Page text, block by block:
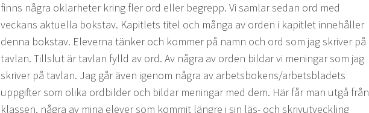
finns några oklarheter kring fler ord eller begrepp. Vi samlar sedan ord med
veckans aktuella bokstav. Kapitlets titel och många av orden i kapitlet innehåller
denna bokstav. Eleverna tänker och kommer på namn och ord som jag skriver på
tavlan. Tillslut är tavlan fylld av ord. Av några av orden bildar vi meningar som jag
skriver på tavlan. Jag går även igenom några av arbetsbokens/arbetsbladets
uppgifter som olika ordbilder och bildar meningar med dem. Här får man utgå från
klassen, några av mina elever som kommit längre i sin läs- och skrivutveckling